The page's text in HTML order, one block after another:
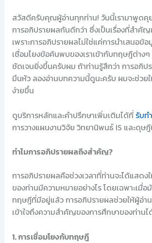
สวัสดีครับคุณผู้อ่านทุกท่าน! วันนี้เรามาพูดคุ
การอภิปรายผลกันดีกว่า ซึ่งเป็นเรื่องที่สำคัญ
เพราะการอภิปรายผลไม่ใช่แค่การนำเสนอข้
เชื่อมโยงข้อค้นพบของเราเข้ากับทฤษฎีต่างๆ
ชัดเจนยิ่งขึ้นครับผม ถ้าท่านรู้สึกว่า การอภิป
มึนหัว ลองอ่านบทความนี้ดูนะครับ ผมจะช่วยใ
ง่ายขึ้น
ดูบริการหลักและคำปรึกษาเพิ่มเติมได้ที่ รับท
การวางแผนงานวิจัย วิทยานิพนธ์ IS และดุษ
ทำไมการอภิปรายผลถึงสำคัญ?
การอภิปรายผลคือช่วงเวลาที่ท่านจะได้แสดง
ของท่านมีความหมายอย่างไร โดยเฉพาะเมื่
ทฤษฎีที่มีอยู่แล้ว การอภิปรายผลช่วยให้ผู้อ่า
เข้าใจถึงความสำคัญของการศึกษาของท่าน
1. การเชื่อมโยงกับทฤษฎี